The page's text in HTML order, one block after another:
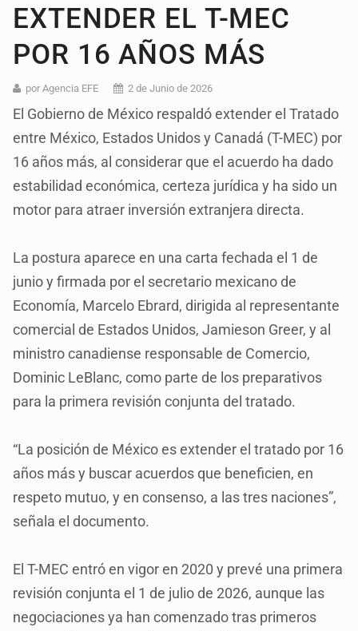
EXTENDER EL T-MEC
POR 16 AÑOS MÁS
por Agencia EFE 2 de Junio de 2026
El Gobierno de México respaldó extender el Tratado
entre México, Estados Unidos y Canadá (T-MEC) por
16 años más, al considerar que el acuerdo ha dado
estabilidad económica, certeza jurídica y ha sido un
motor para atraer inversión extranjera directa.
La postura aparece en una carta fechada el 1 de
junio y firmada por el secretario mexicano de
Economía, Marcelo Ebrard, dirigida al representante
comercial de Estados Unidos, Jamieson Greer, y al
ministro canadiense responsable de Comercio,
Dominic LeBlanc, como parte de los preparativos
para la primera revisión conjunta del tratado.
“La posición de México es extender el tratado por 16
años más y buscar acuerdos que beneficien, en
respeto mutuo, y en consenso, a las tres naciones”,
señala el documento.
El T-MEC entró en vigor en 2020 y prevé una primera
revisión conjunta el 1 de julio de 2026, aunque las
negociaciones ya han comenzado tras primeros